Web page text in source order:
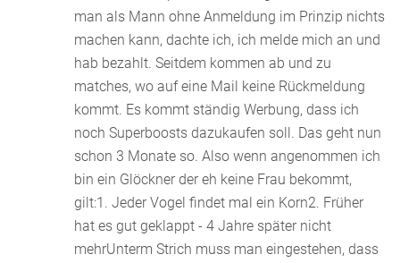
man als Mann ohne Anmeldung im Prinzip nichts
machen kann, dachte ich, ich melde mich an und
hab bezahlt. Seitdem kommen ab und zu
matches, wo auf eine Mail keine Rückmeldung
kommt. Es kommt ständig Werbung, dass ich
noch Superboosts dazukaufen soll. Das geht nun
schon 3 Monate so. Also wenn angenommen ich
bin ein Glöckner der eh keine Frau bekommt,
gilt:1. Jeder Vogel findet mal ein Korn2. Früher
hat es gut geklappt - 4 Jahre später nicht
mehrUnterm Strich muss man eingestehen, dass